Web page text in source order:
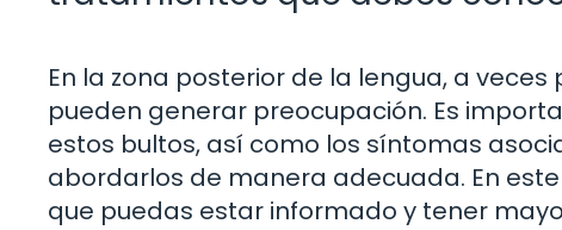
En la zona posterior de la lengua, a
pueden generar preocupación. Es
estos bultos, así como los síntomas
abordarlos de manera adecuada. En
que puedas estar informado y tener